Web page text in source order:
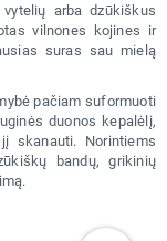
arba dzūkiškus
vilnones kojines ir
suras sau mielą
pačiam suformuoti
duonos kepalėlį,
skanauti. Norintiems
bandų, grikinių